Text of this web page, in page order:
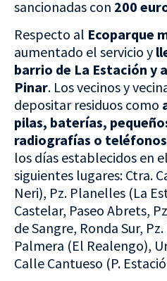
sancionadas con 200
Respecto al Ecoparque
aumentado el servicio y
barrio de La Estación y
Pinar. Los vecinos y
depositar residuos como
pilas, baterías,
radiografías o
los días establecidos en
siguientes lugares: Ctra.
Neri), Pz. Planelles (La
Castelar, Paseo Abrets,
de Sangre, Ronda Sur,
Palmera (El Realengo),
Calle Cantueso (P.